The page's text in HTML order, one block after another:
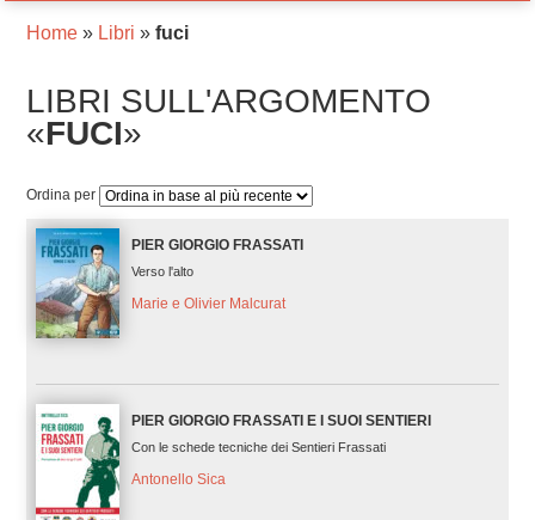
Home» Libri » fuci
LIBRI SULL'ARGOMENTO
«FUCI»
Ordina per
PIER GIORGIO FRASSATI
Verso l'alto
Marie e Olivier Malcurat
PIER GIORGIO FRASSATI E I SUOI SENTIERI
Con le schede tecniche dei Sentieri Frassati
Antonello Sica